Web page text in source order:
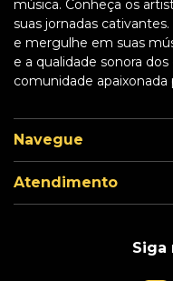
música. Conheça os
suas jornadas
e mergulhe em suas
e a qualidade sonora
comunidade apaixonada
Navegue
Atendimento
Siga